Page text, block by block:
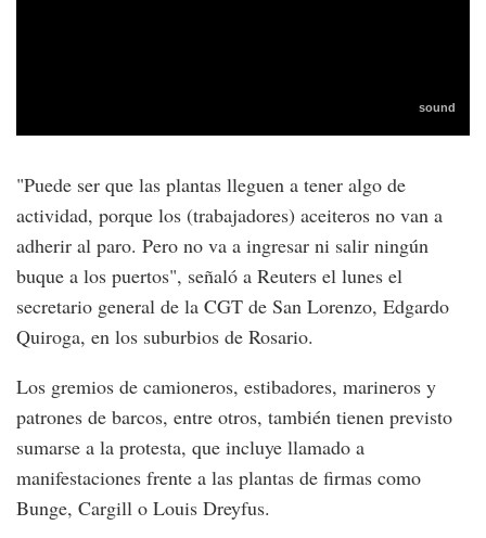
"Puede ser que las plantas lleguen a tener algo de
actividad, porque los (trabajadores) aceiteros no van a
adherir al paro. Pero no va a ingresar ni salir ningún
buque a los puertos", señaló a Reuters el lunes el
secretario general de la CGT de San Lorenzo, Edgardo
Quiroga, en los suburbios de Rosario.
Los gremios de camioneros, estibadores, marineros y
patrones de barcos, entre otros, también tienen previsto
sumarse a la protesta, que incluye llamado a
manifestaciones frente a las plantas de firmas como
Bunge, Cargill o Louis Dreyfus.